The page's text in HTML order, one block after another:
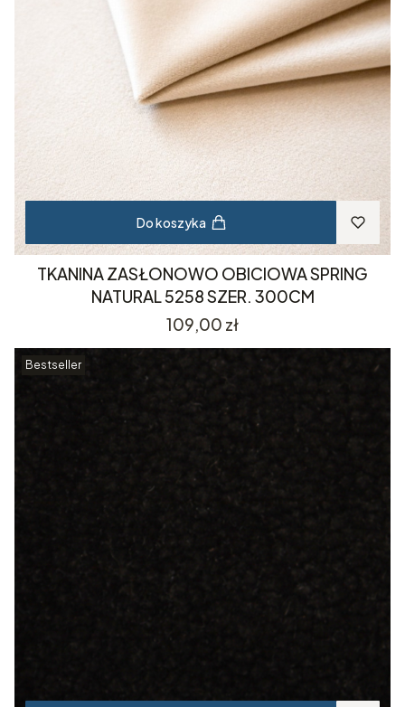
Do koszyka
TKANINA ZASŁONOWO OBICIOWA SPRING
NATURAL 5258 SZER. 300CM
Cena
109,00 zł
Bestseller